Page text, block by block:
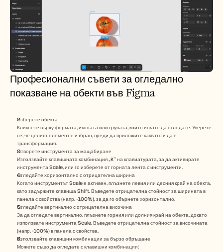
Професионални съвети за огледално
показване на обекти във Figma
Изберете обекта
Кликнете върху формата, иконата или групата, които искате да огледате. Уверете
се, че целият елемент е избран, преди да приложите каквато и да е
трансформация.
Отворете инструмента за мащабиране
Използвайте клавишната комбинация „K“ на клавиатурата, за да активирате
инструмента Scale, или го изберете от горната лента с инструменти.
Огледайте хоризонтално с отрицателна ширина
Когато инструментът Scale е активен, плъзнете левия или десния край на обекта,
като задържите клавиша Shift. Въведете отрицателна стойност за ширината в
панела с свойства (напр. -100%), за да го обърнете хоризонтално.
Огледайте вертикално с отрицателна височина
За да огледате вертикално, плъзнете горния или долния край на обекта, докато
използвате инструмента Scale. Въведете отрицателна стойност за височината
(напр. -100%) в панела с свойства.
Използвайте клавишни комбинации за бързо обръщане
Можете също да огледате с клавишни комбинации: